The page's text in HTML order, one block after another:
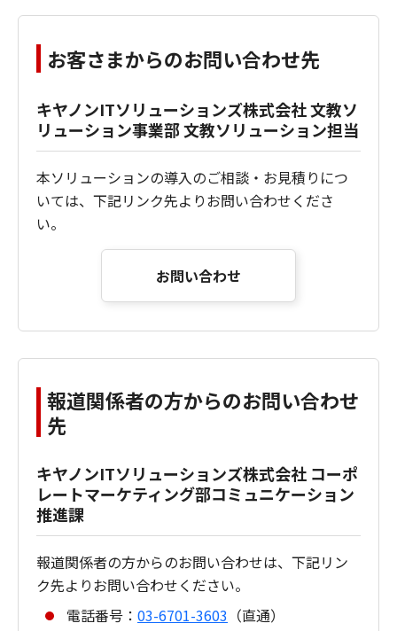
お客さまからのお問い合わせ先
キヤノンITソリューションズ株式会社 文教ソ
リューション事業部 文教ソリューション担当
本ソリューションの導入のご相談・お見積りにつ
いては、下記リンク先よりお問い合わせくださ
い。
お問い合わせ
報道関係者の方からのお問い合わせ
先
キヤノンITソリューションズ株式会社 コーポ
レートマーケティング部コミュニケーション
推進課
報道関係者の方からのお問い合わせは、下記リン
ク先よりお問い合わせください。
電話番号： 03-6701-3603 （直通）